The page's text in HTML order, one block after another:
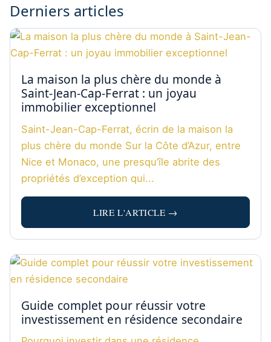
Derniers articles
La maison la plus chère du monde à
Saint-Jean-Cap-Ferrat : un joyau
immobilier exceptionnel
Saint-Jean-Cap-Ferrat, écrin de la maison la
plus chère du monde Sur la Côte d’Azur, entre
Nice et Monaco, une presqu’île abrite des
propriétés d’exception qui...
LIRE L'ARTICLE →
Guide complet pour réussir votre
investissement en résidence secondaire